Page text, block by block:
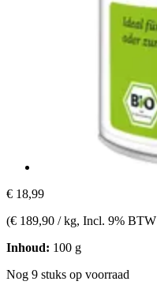
€ 18,99
(€ 189,90 / kg, Incl. 9% BTW
Inhoud: 100 g
Nog 9 stuks op voorraad